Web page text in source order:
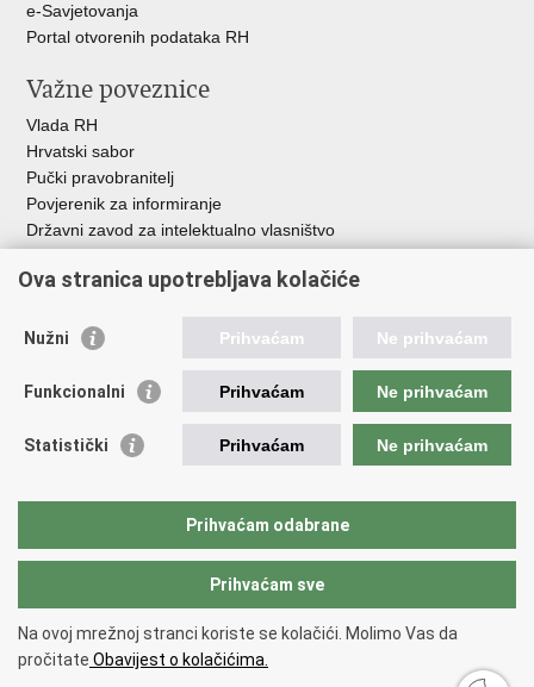
e-Savjetovanja
Portal otvorenih podataka RH
Važne poveznice
Vlada RH
Hrvatski sabor
Pučki pravobranitelj
Povjerenik za informiranje
Državni zavod za intelektualno vlasništvo
HAKOM
Ostale poveznice
Hrvatski audiovizualni centar
Creative Europe
EU National Institutes for Culture
Međunarodni centar za podvodnu arheologiju u Zadru (MCPA)
Copyright © 2026 Ministarstvo kulture i medija.
pristupačnosti.
Ova stranica upotrebljava kolačiće
Nužni Prihvaćam Ne prihvaćam
Funkcionalni Prihvaćam Ne prihvaćam
Statistički Prihvaćam Ne prihvaćam
Prihvaćam odabrane
Prihvaćam sve
Na ovoj mrežnoj stranci koriste se kolačići. Molimo Vas da
pročitate Obavijest o kolačićima.